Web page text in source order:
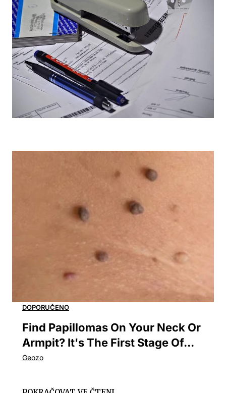
Find Papillomas On Your Neck Or
Armpit? It's The First Stage Of...